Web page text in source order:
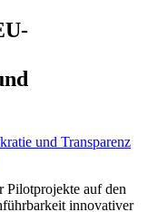
und Transparenz
Pilotprojekte auf den
innovativer